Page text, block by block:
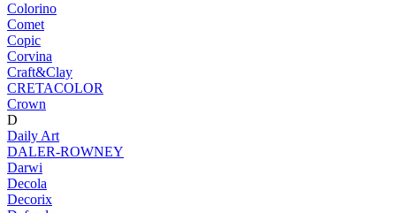
Colorino
Comet
Copic
Corvina
Craft&Clay
CRETACOLOR
Crown
D
Daily Art
DALER-ROWNEY
Darwi
Decola
Decorix